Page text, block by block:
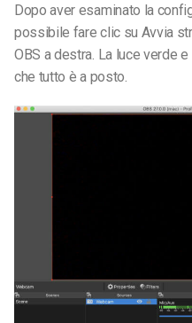
Dopo aver esaminato la
possibile fare clic su Avvia
OBS a destra. La luce verde
che tutto è a posto.